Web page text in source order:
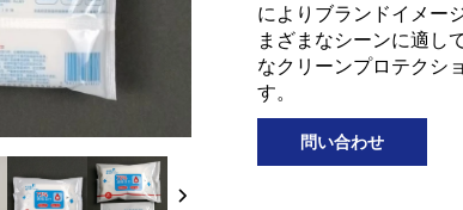
によりブランドイメー
まざまなシーンに適し
なクリーンプロテクシ
す。
問い合わせ